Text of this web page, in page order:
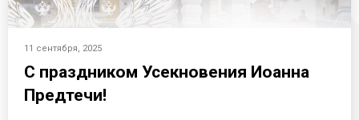
11 сентября, 2025
С праздником Усекновения Иоанна
Предтечи!